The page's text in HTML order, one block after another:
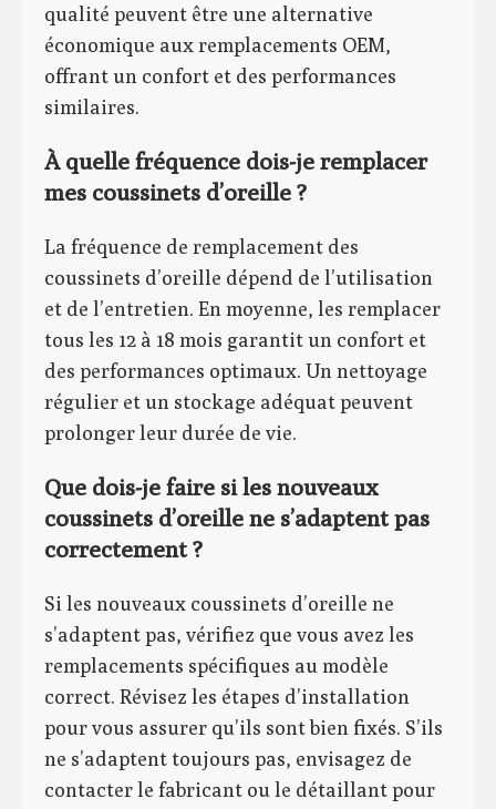
qualité peuvent être une alternative
économique aux remplacements OEM,
offrant un confort et des performances
similaires.
À quelle fréquence dois-je remplacer
mes coussinets d’oreille ?
La fréquence de remplacement des
coussinets d’oreille dépend de l’utilisation
et de l’entretien. En moyenne, les remplacer
tous les 12 à 18 mois garantit un confort et
des performances optimaux. Un nettoyage
régulier et un stockage adéquat peuvent
prolonger leur durée de vie.
Que dois-je faire si les nouveaux
coussinets d’oreille ne s’adaptent pas
correctement ?
Si les nouveaux coussinets d’oreille ne
s’adaptent pas, vérifiez que vous avez les
remplacements spécifiques au modèle
correct. Révisez les étapes d’installation
pour vous assurer qu’ils sont bien fixés. S’ils
ne s’adaptent toujours pas, envisagez de
contacter le fabricant ou le détaillant pour